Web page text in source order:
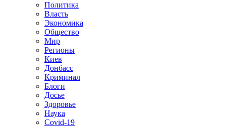
Политика
Власть
Экономика
Общество
Мир
Регионы
Киев
Донбасс
Криминал
Блоги
Досье
Здоровье
Наука
Covid-19